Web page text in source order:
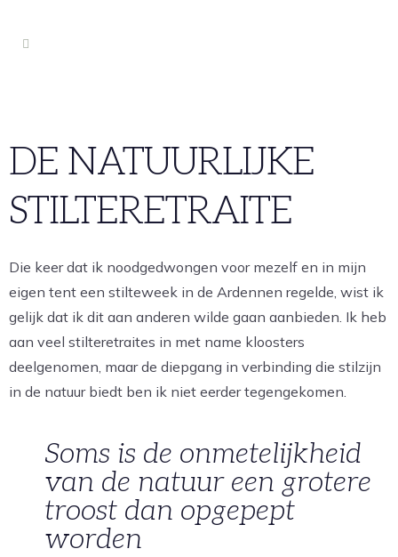
DE NATUURLIJKE
STILTERETRAITE
Die keer dat ik noodgedwongen voor mezelf en in mijn
eigen tent een stilteweek in de Ardennen regelde, wist ik
gelijk dat ik dit aan anderen wilde gaan aanbieden. Ik heb
aan veel stilteretraites in met name kloosters
deelgenomen, maar de diepgang in verbinding die stilzijn
in de natuur biedt ben ik niet eerder tegengekomen.
Soms is de onmetelijkheid
van de natuur een grotere
troost dan opgepept
worden